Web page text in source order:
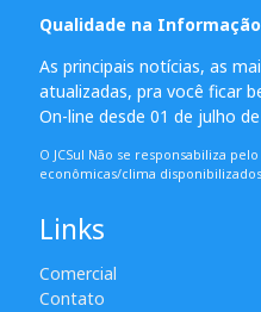
Qualidade na Informação
As principais notícias, as
atualizadas, pra você ficar
On-line desde 01 de julho
O JCSul Não se responsabiliza
econômicas/clima
Links
Comercial
Contato